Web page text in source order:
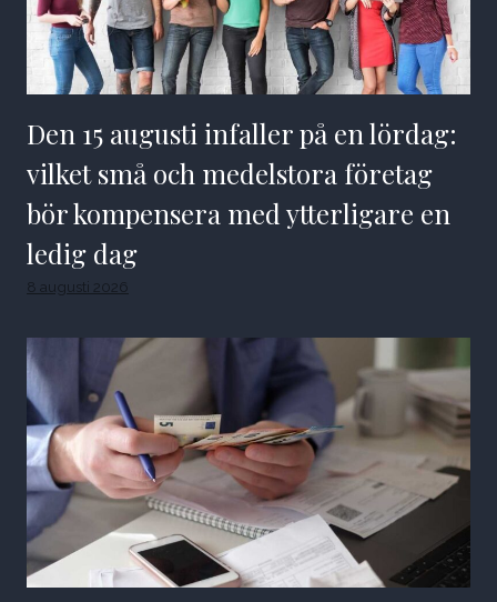
Den 15 augusti infaller på en lördag:
vilket små och medelstora företag
bör kompensera med ytterligare en
ledig dag
8 augusti 2026